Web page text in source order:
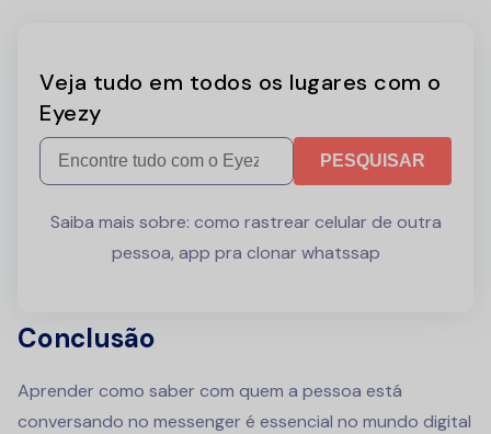
Veja tudo em todos os lugares com o
Eyezy
PESQUISAR
Saiba mais sobre: como rastrear celular de outra
pessoa, app pra clonar whatssap
Conclusão
Aprender como saber com quem a pessoa está
conversando no messenger é essencial no mundo digital